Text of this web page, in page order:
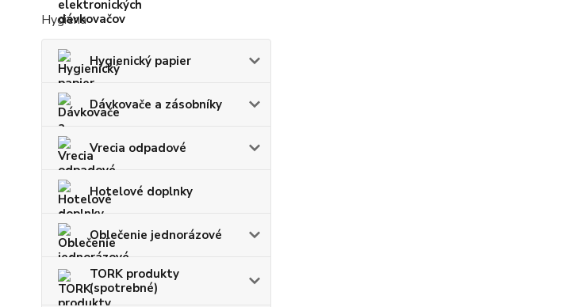
Hygiena
Hygienický papier
Dávkovače a zásobníky
Vrecia odpadové
Hotelové doplnky
Oblečenie jednorázové
TORK produkty
(spotrebné)